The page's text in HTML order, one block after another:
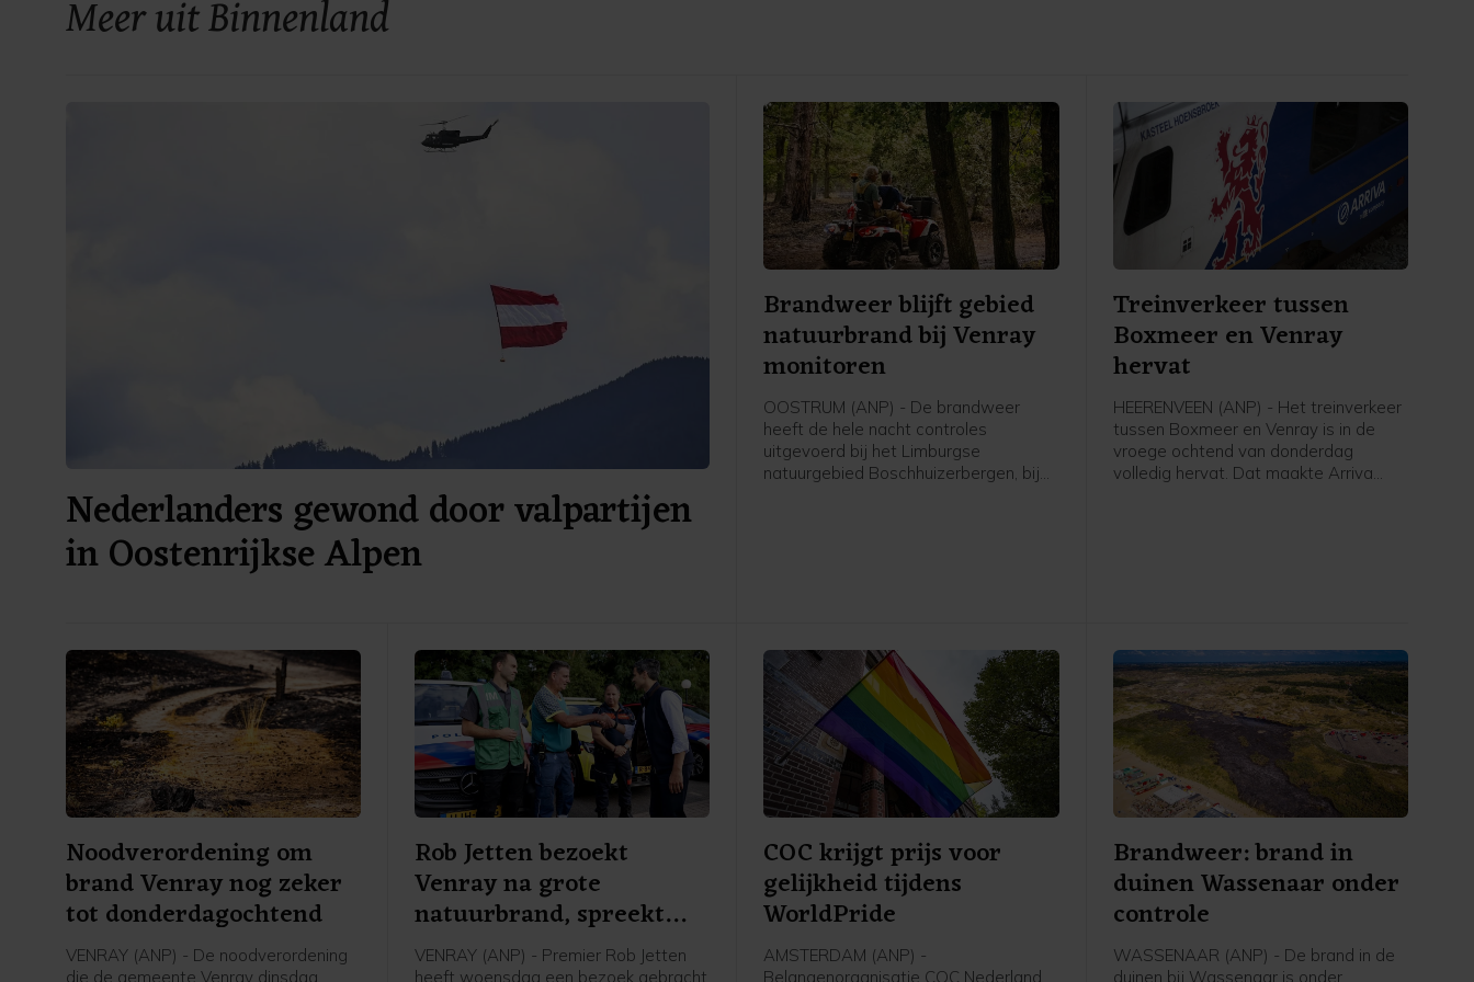
Meer uit Binnenland
Nederlanders gewond door valpartijen
in Oostenrijkse Alpen
Brandweer blijft gebied
natuurbrand bij Venray
monitoren
OOSTRUM (ANP) - De brandweer
heeft de hele nacht controles
uitgevoerd bij het Limburgse
natuurgebied Boschhuizerbergen, bij
Treinverkeer tussen
Boxmeer en Venray
hervat
HEERENVEEN (ANP) - Het treinverkeer
tussen Boxmeer en Venray is in de
vroege ochtend van donderdag
volledig hervat. Dat maakte Arriva
Noodverordening om
brand Venray nog zeker
tot donderdagochtend
VENRAY (ANP) - De noodverordening
die de gemeente Venray dinsdag
Rob Jetten bezoekt
Venray na grote
natuurbrand, spreekt
dank uit
VENRAY (ANP) - Premier Rob Jetten
heeft woensdag een bezoek gebracht
COC krijgt prijs voor
gelijkheid tijdens
WorldPride
AMSTERDAM (ANP) -
Belangenorganisatie COC Nederland
Brandweer: brand in
duinen Wassenaar onder
controle
WASSENAAR (ANP) - De brand in de
duinen bij Wassenaar is onder